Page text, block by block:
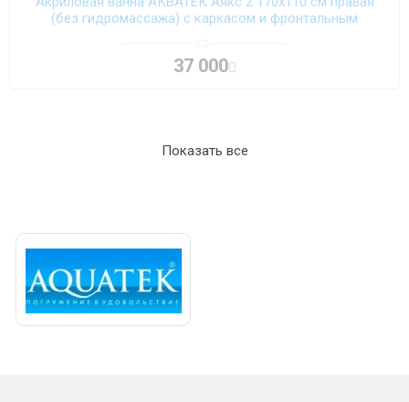
(без гидромассажа) с каркасом и фронтальным
37 000
Показать все